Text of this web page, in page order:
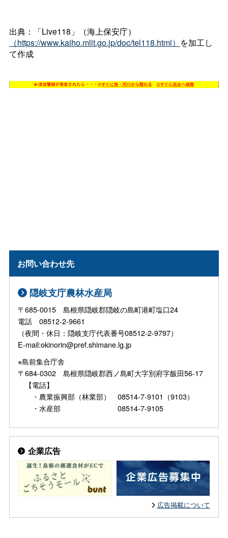
出典：「Live118」（海上保安庁）
（https://www.kaiho.mlit.go.jp/doc/tel118.html） を加工し
て作成
お問い合わせ先
隠岐支庁農林水産局
〒685-0015 島根県隠岐郡隠岐の島町港町塩口24
電話 08512-2-9661
（夜間・休日：隠岐支庁代表番号08512-2-9797）
E-mail:okinorin@pref.shimane.lg.jp
※島前集合庁舎
〒684-0302 島根県隠岐郡西ノ島町大字別府字飯田56-17
【電話】
・農業振興部（林業部） 08514-7-9101（9103）
・水産部 08514-7-9105
企業広告
広告掲載について